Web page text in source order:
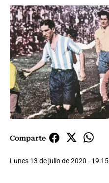
Comparte
Lunes 13 de julio de 2020 - 19:15